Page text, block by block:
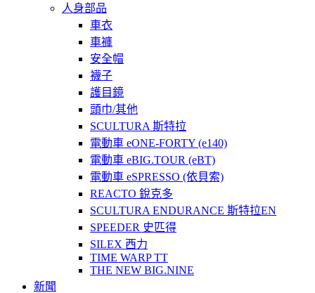
人身部品
車衣
車褲
安全帽
襪子
護目鏡
頭巾/其他
SCULTURA 斯特拉
電動車 eONE-FORTY (e140)
電動車 eBIG.TOUR (eBT)
電動車 eSPRESSO (依貝索)
REACTO 銳克多
SCULTURA ENDURANCE 斯特拉EN
SPEEDER 史匹得
SILEX 西力
TIME WARP TT
THE NEW BIG.NINE
新聞